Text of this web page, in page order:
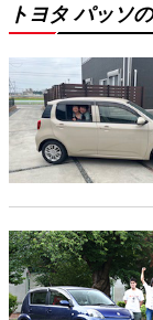
トヨタ パッソ